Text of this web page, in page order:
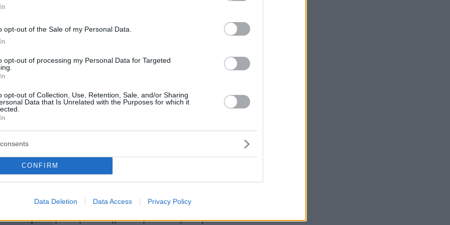
opt-out of the Sale of my Personal Data.
opt-out of processing my Personal Data for Targeted
opt-out of Collection, Use, Retention, Sale, and/or Sharing
Data that Is Unrelated with the Purposes for which it
CONFIRM
Data Deletion Data Access Privacy Policy
«Εργαζόμαστε αδιάλειπτα και
και περισσότερων στοιχείων της άυλης
στις πολιτικές μας. Η θέση της Παναγίτσας, η
αιώνες λατρεία της Δήμητρας, η εποχή της
η προαιώνια επίκληση των θείων για καλή
ένα συνδυαστικό υπόβαθρο που
στο έθιμο, αντανακλώντας μια
παράδοση στον χρόνο και στο τοπίο του
Ο πολιτισμός αποτελεί πολύτιμο και
για την κοινωνική συνοχή και στρατηγικό
και εθνικής ανάπτυξης και ανάτασης.
Πολιτιστικής Κληρονομιάς του
για τη συστηματική και επίμονη